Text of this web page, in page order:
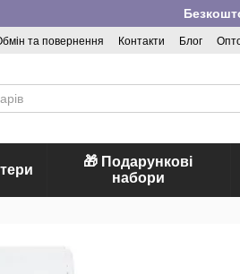
та повернення Контакти Блог
🎁 Подарункові
набори